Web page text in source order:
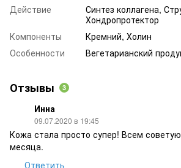
Действие
Синтез коллагена,
Хондропротектор
Компоненты
Кремний, Холин
Особенности
Вегетарианский
Отзывы 3
Инна
09.07.2020 в 19:45
Кожа стала просто супер! Всем
месяца.
Ответить